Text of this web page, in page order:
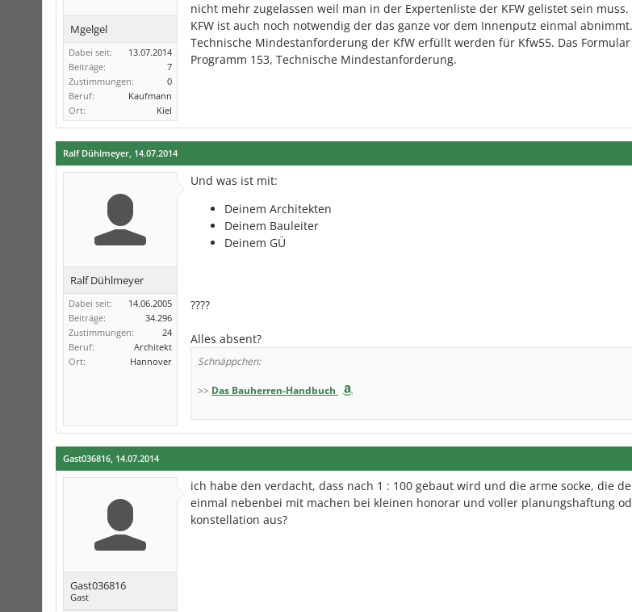
Mgelgel
Dabei seit:
13.07.2014
Beiträge:
7
Zustimmungen:
0
Beruf:
Kaufmann
Ort:
Kiel
nicht mehr zugelassen weil man in der Expertenliste der KFW gelistet sein
KFW ist auch noch notwendig der das ganze vor dem Innenputz einmal
Technische Mindestanforderung der KfW erfüllt werden für Kfw55. Das
Programm 153, Technische Mindestanforderung.
Ralf Dühlmeyer, 14.07.2014
Ralf Dühlmeyer
Dabei seit:
14.06.2005
Beiträge:
34.296
Zustimmungen:
24
Beruf:
Architekt
Ort:
Hannover
Und was ist mit:
Deinem Architekten
Deinem Bauleiter
Deinem GÜ
????
Alles absent?
Schnäppchen:
>> Das Bauherren-Handbuch
Gast036816, 14.07.2014
Gast036816
Gast
ich habe den verdacht, dass nach 1 : 100 gebaut wird und die arme socke, die
einmal nebenbei mit machen bei kleinen honorar und voller planungshaftung
konstellation aus?